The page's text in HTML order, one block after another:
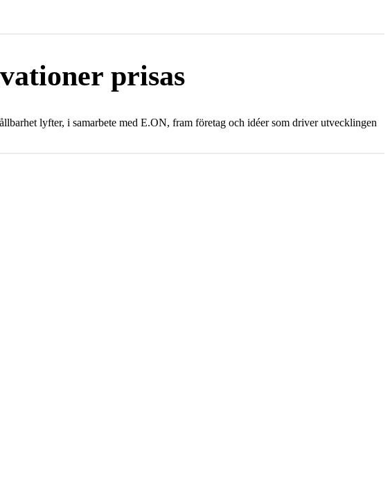
prisas
lyfter, i samarbete med E.ON, fram företag och idéer som driver utvecklingen